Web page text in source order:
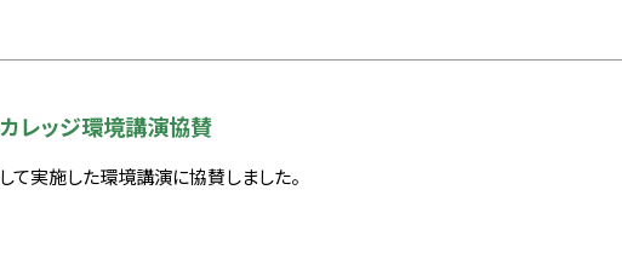
レッジ環境講演協賛
実施した環境講演に協賛しました。